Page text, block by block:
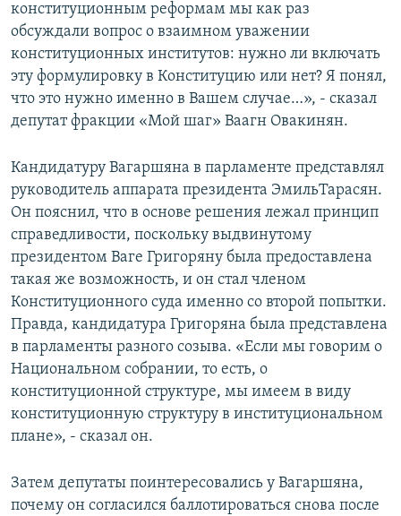
конституционным реформам мы как раз
обсуждали вопрос о взаимном уважении
конституционных институтов: нужно ли включать
эту формулировку в Конституцию или нет? Я понял,
что это нужно именно в Вашем случае…», - сказал
депутат фракции «Мой шаг» Ваагн Овакинян.
Кандидатуру Вагаршяна в парламенте представлял
руководитель аппарата президента ЭмильТарасян.
Он пояснил, что в основе решения лежал принцип
справедливости, поскольку выдвинутому
президентом Ваге Григоряну была предоставлена
такая же возможность, и он стал членом
Конституционного суда именно со второй попытки.
Правда, кандидатура Григоряна была представлена
в парламенты разного созыва. «Если мы говорим о
Национальном собрании, то есть, о
конституционной структуре, мы имеем в виду
конституционную структуру в институциональном
плане», - сказал он.
Затем депутаты поинтересовались у Вагаршяна,
почему он согласился баллотироваться снова после